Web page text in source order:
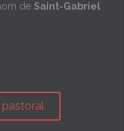
de Saint-Gabriel